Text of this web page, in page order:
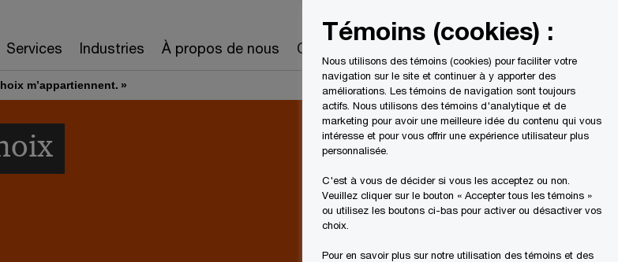
Services Industries À propos de nous Carrières Recherche
m’appartiennent. »
Témoins (cookies) :
Nous utilisons des témoins (cookies) pour faciliter votre
navigation sur le site et continuer à y apporter des
améliorations. Les témoins de navigation sont toujours
actifs. Nous utilisons des témoins d'analytique et de
marketing pour avoir une meilleure idée du contenu qui vous
intéresse et pour vous offrir une expérience utilisateur plus
personnalisée.
C'est à vous de décider si vous les acceptez ou non.
Veuillez cliquer sur le bouton « Accepter tous les témoins »
ou utilisez les boutons ci-bas pour activer ou désactiver vos
choix.
Pour en savoir plus sur notre utilisation des témoins et des